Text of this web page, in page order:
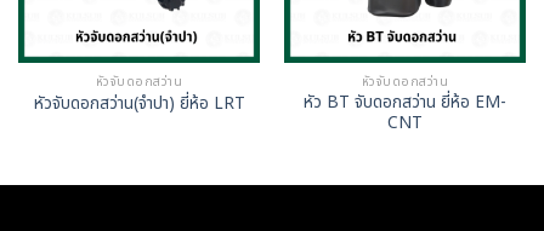
หัวจับดอกสว่าน
หัวจับดอกสว่าน(จำปา) ยี่ห้อ LRT
หัวจับดอกสว่าน
หัว BT จับดอกสว่าน ยี่ห้อ EM-
CNT